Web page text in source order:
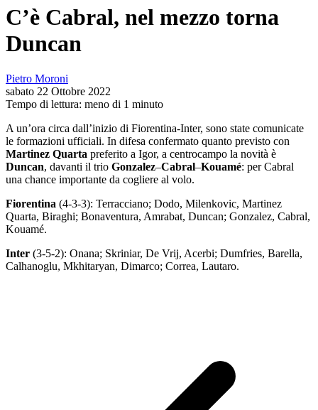
C’è Cabral, nel mezzo torna
Duncan
Pietro Moroni
sabato 22 Ottobre 2022
Tempo di lettura: meno di 1 minuto
A un’ora circa dall’inizio di Fiorentina-Inter, sono state comunicate
le formazioni ufficiali. In difesa confermato quanto previsto con
Martinez Quarta preferito a Igor, a centrocampo la novità è
Duncan, davanti il trio Gonzalez–Cabral–Kouamé: per Cabral
una chance importante da cogliere al volo.
Fiorentina (4-3-3): Terracciano; Dodo, Milenkovic, Martinez
Quarta, Biraghi; Bonaventura, Amrabat, Duncan; Gonzalez, Cabral,
Kouamé.
Inter (3-5-2): Onana; Skriniar, De Vrij, Acerbi; Dumfries, Barella,
Calhanoglu, Mkhitaryan, Dimarco; Correa, Lautaro.